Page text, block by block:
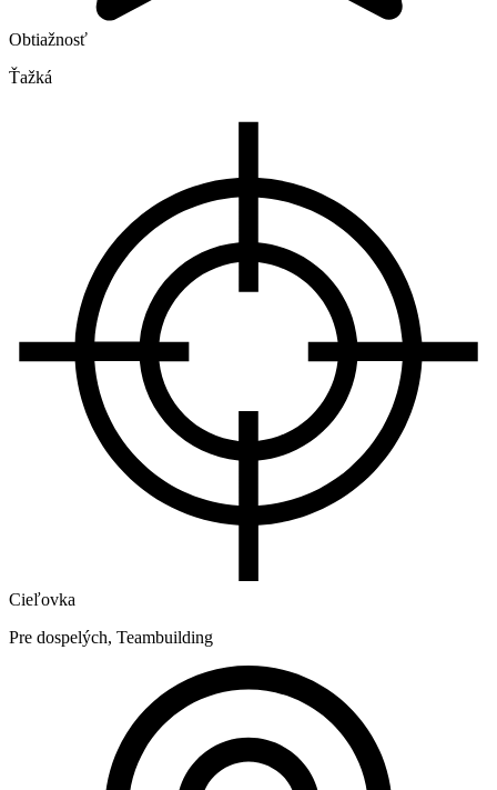
Obtiažnosť
Ťažká
Cieľovka
Pre dospelých, Teambuilding